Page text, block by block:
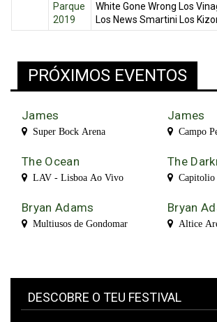
Parque
2019
White Gone Wrong Los
Los News Smartini Los
PRÓXIMOS EVENTOS
James
Super Bock Arena
James
Campo
The Ocean
LAV - Lisboa Ao Vivo
The
Capitolio
Bryan Adams
Multiusos de Gondomar
Bryan
Altice
DESCOBRE O TEU FESTIVAL